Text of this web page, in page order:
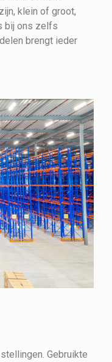
klein of groot,
bij ons zelfs
brengt ieder
Gebruikte